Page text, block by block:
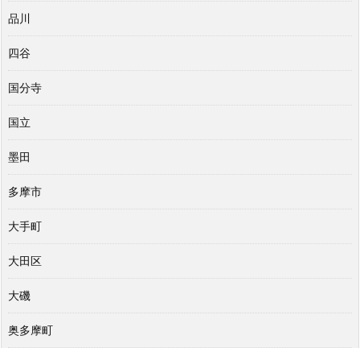
品川
四谷
国分寺
国立
墨田
多摩市
大手町
大田区
大磯
奥多摩町